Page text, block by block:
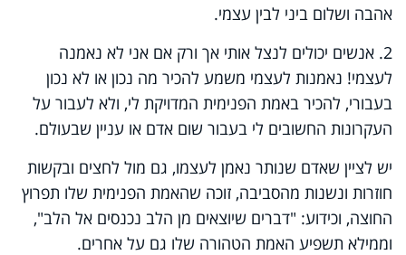
אהבה ושלום ביני לבין עצמי.
2. אנשים יכולים לנצל אותי אך ורק אם אני לא נאמנה
לעצמי! נאמנות לעצמי משמע להכיר מה נכון או לא נכון
בעבורי, להכיר באמת הפנימית המדויקת לי, ולא לעבור על
העקרונות החשובים לי בעבור שום אדם או עניין שבעולם.
יש לציין שאדם שנותר נאמן לעצמו, גם מול לחצים ובקשות
חוזרות ונשנות מהסביבה, זוכה שהאמת הפנימית שלו תפרוץ
החוצה, וכידוע: "דברים שיוצאים מן הלב נכנסים אל הלב",
וממילא תשפיע האמת הטהורה שלו גם על אחרים.